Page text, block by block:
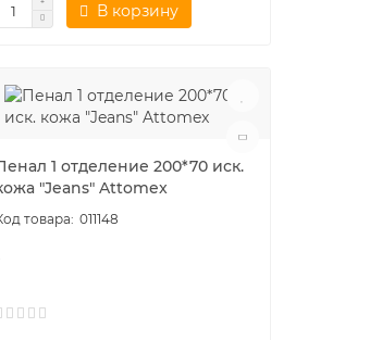
В корзину
1 отделение 200*70 иск.
"Jeans" Attomex
011148